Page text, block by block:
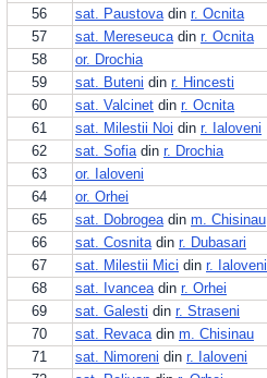
56
sat. Paustovadin r. Ocnita
57
sat. Mereseucadin r. Ocnita
58
or. Drochia
59
sat. Buteni din r. Hincesti
60
sat. Valcinet din r. Ocnita
61
sat. Milestii Noi din r. Ialoveni
62
sat. Sofiadin r. Drochia
63
or. Ialoveni
64
or. Orhei
65
sat. Dobrogeadin m. Chisinau
66
sat. Cosnitadin r. Dubasari
67
sat. Milestii Mici din r. Ialoveni
68
sat. Ivanceadin r. Orhei
69
sat. Galesti din r. Straseni
70
sat. Revacadin m. Chisinau
71
sat. Nimoreni din r. Ialoveni